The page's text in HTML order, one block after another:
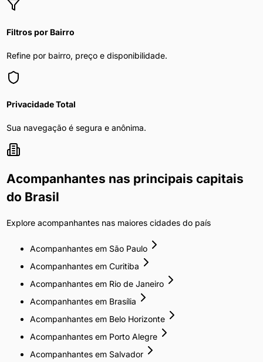
Filtros por Bairro
Refine por bairro, preço e disponibilidade.
Privacidade Total
Sua navegação é segura e anônima.
Acompanhantes nas principais capitais
do Brasil
Explore acompanhantesnas maiores cidades do país
Acompanhantesem São Paulo
Acompanhantesem Curitiba
Acompanhantesem Rio de Janeiro
Acompanhantesem Brasília
Acompanhantesem Belo Horizonte
Acompanhantesem Porto Alegre
Acompanhantesem Salvador